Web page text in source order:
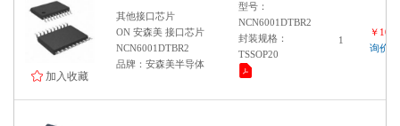
加入收藏
其他接口芯片
ON 安森美 接口芯片
NCN6001DTBR2
品牌：安森美半导体
型号：
NCN6001DTBR2
封装规格：
TSSOP20
1
￥
询价